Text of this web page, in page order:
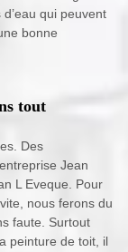
qui peuvent
bonne
tout
Des
Jean
L Eveque. Pour
nous ferons du
faute. Surtout
peinture de toit, il